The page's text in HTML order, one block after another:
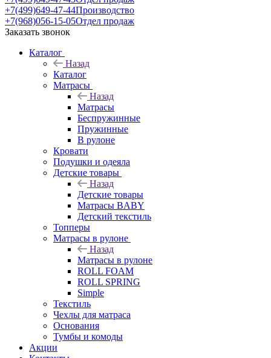
+7(499)649-47-44Производство
+7(968)056-15-05Отдел продаж
Заказать звонок
Каталог
Назад
Каталог
Матрасы
Назад
Матрасы
Беспружинные
Пружинные
В рулоне
Кровати
Подушки и одеяла
Детские товары
Назад
Детские товары
Матрасы BABY
Детский текстиль
Топперы
Матрасы в рулоне
Назад
Матрасы в рулоне
ROLL FOAM
ROLL SPRING
Simple
Текстиль
Чехлы для матраса
Основания
Тумбы и комоды
Акции